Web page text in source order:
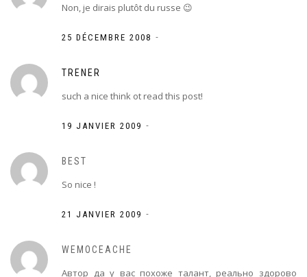
Non, je dirais plutôt du russe 😉
25 DÉCEMBRE 2008 -
TRENER
such a nice think ot read this post!
19 JANVIER 2009 -
BEST
So nice !
21 JANVIER 2009 -
WEMOCEACHE
Автор да у вас похоже талант, реально здорово